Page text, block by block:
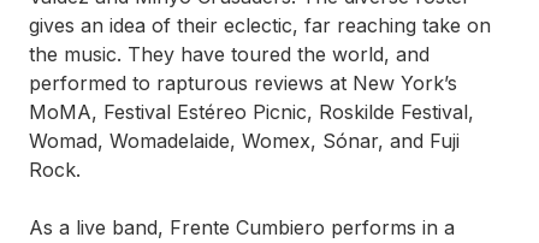
gives an idea of their eclectic, far reaching take on
the music. They have toured the world, and
performed to rapturous reviews at New York’s
MoMA, Festival Estéreo Picnic, Roskilde Festival,
Womad, Womadelaide, Womex, Sónar, and Fuji
Rock.
As a live band, Frente Cumbiero performs in a